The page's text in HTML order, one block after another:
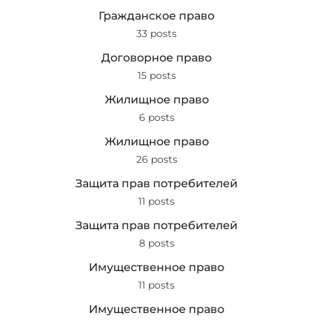
Гражданское право
33 posts
Договорное право
15 posts
Жилищное право
6 posts
Жилищное право
26 posts
Защита прав потребителей
11 posts
Защита прав потребителей
8 posts
Имущественное право
11 posts
Имущественное право